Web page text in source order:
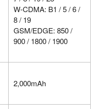
W-CDMA: B1 / 5 / 6 /
8 / 19
GSM/EDGE: 850 /
900 / 1800 / 1900
2,000mAh